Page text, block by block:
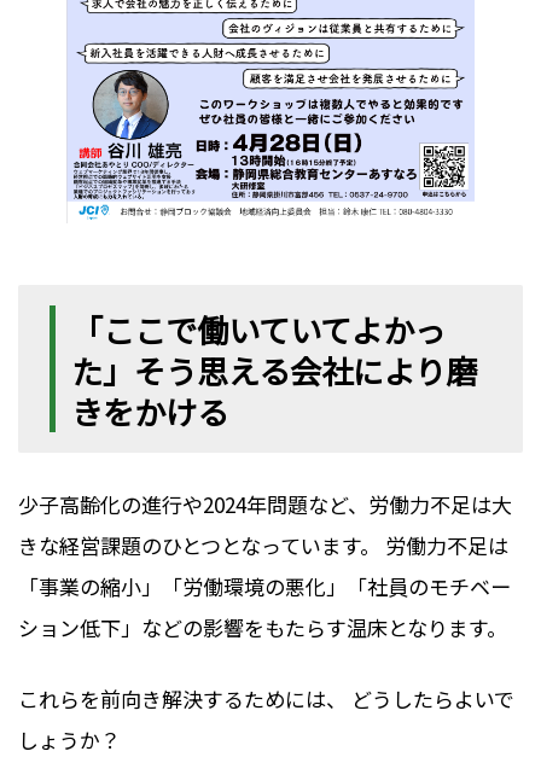
「ここで働いていてよかっ
た」そう思える会社により磨
きをかける
少子高齢化の進行や2024年問題など、労働力不足は大
きな経営課題のひとつとなっています。 労働力不足は
「事業の縮小」「労働環境の悪化」「社員のモチベー
ション低下」などの影響をもたらす温床となります。
これらを前向き解決するためには、 どうしたらよいで
しょうか？